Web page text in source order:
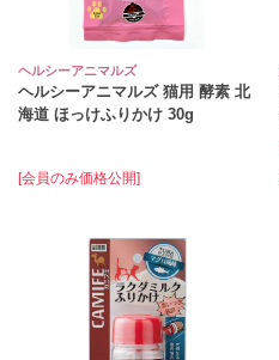
ヘルシーアニマルズ
ヘルシーアニマルズ 猫用 酵素 北
海道 ほっけふりかけ 30g
[会員のみ価格公開]